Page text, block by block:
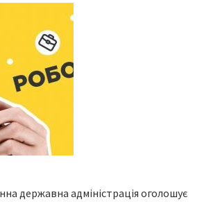
державна адміністрація оголошує